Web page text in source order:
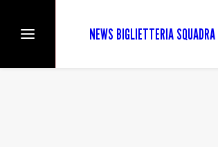
NEWS BIGLIETTERIA SQUADRA